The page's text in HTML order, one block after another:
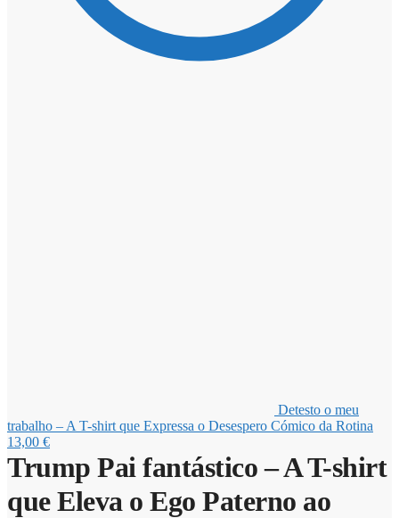
Detesto o meu
trabalho – A T-shirt que Expressa o Desespero Cómico da Rotina
13,00 €
Trump Pai fantástico – A T-shirt
que Eleva o Ego Paterno ao